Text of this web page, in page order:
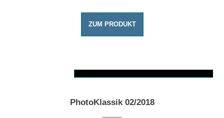
ZUM PRODUKT
Dieses Produkt weist mehrere Varianten auf. Die Optionen können auf der Produktseite gewählt werden
PhotoKlassik 02/2018